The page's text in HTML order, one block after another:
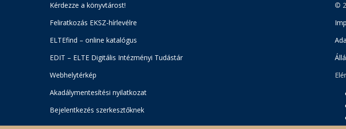
Kérdezze a könyvtárost!
Feliratkozás EKSZ-hírlevélre
ELTEfind – online katalógus
EDIT – ELTE Digitális Intézményi Tudástár
Webhelytérkép
Akadálymentesítési nyilatkozat
Bejelentkezés szerkesztőknek
©